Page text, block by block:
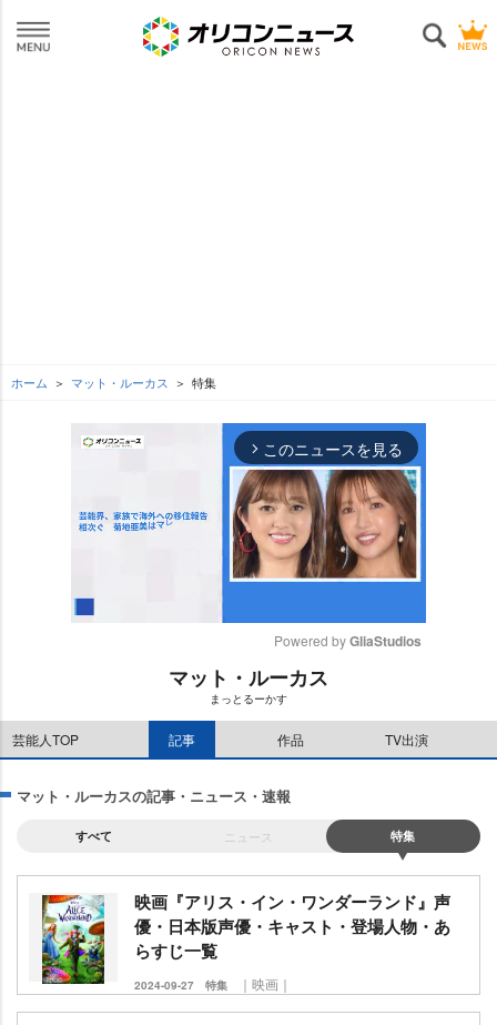
ホーム マット・ルーカス 特集
arrow_forward_ios このニュースを見る
Powered by GliaStudios
マット・ルーカス
まっとるーかす
芸能人TOP 記事 作品 TV出演
マット・ルーカスの記事・ニュース・速報
すべて ニュース 特集
映画『アリス・イン・ワンダーランド』声
優・日本版声優・キャスト・登場人物・あ
らすじ一覧
2024-09-27 特集 ｜映画｜